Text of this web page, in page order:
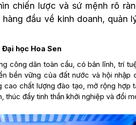
chiến lược và sứ mệnh rõ
đầu về kinh doanh, quản
học Hoa Sen
công dân toàn cầu, có bản lĩnh, trí
bền vững của đất nước và hội nhập
chất lượng đào tạo, mở rộng hợp
đẩy tinh thần khởi nghiệp và đổi